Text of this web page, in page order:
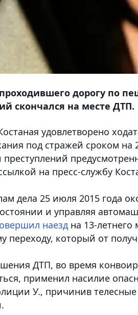
дорогу по
скончался на месте ДТП.
удовлетворено
под стражей сроком
на пресс-службу
дела 25 июля 2015 года
и управляя
наезд на 13-
переходу, который от
ДТП, во время
применил насилие
У., причинив